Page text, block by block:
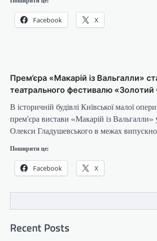
Facebook X
Прем’єра «Макарій із Вальгалли»
театрального фестивалю «Золотий
В історичній будівлі Київської малої
прем’єра вистави «Макарій із Вальгалли»
Олекси Гладушевського в межах
Поширити це:
Facebook X
Recent Posts